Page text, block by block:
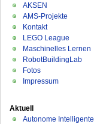
AKSEN
AMS-Projekte
Kontakt
LEGO League
Maschinelles Lernen
RobotBuildingLab
Fotos
Impressum
Aktuell
Autonome Intelligente